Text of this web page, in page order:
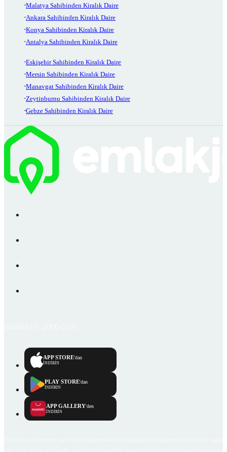
Malatya Sahibinden Kiralık Daire
Ankara Sahibinden Kiralık Daire
Konya Sahibinden Kiralık Daire
Antalya Sahibinden Kiralık Daire
Eskişehir Sahibinden Kiralık Daire
Mersin Sahibinden Kiralık Daire
Manavgat Sahibinden Kiralık Daire
Zeytinburnu Sahibinden Kiralık Daire
Gebze Sahibinden Kiralık Daire
APP STORE'dan
İNDİRİN
PLAY STORE'dan
İNDİRİN
APP GALLERY'den
İNDİRİN